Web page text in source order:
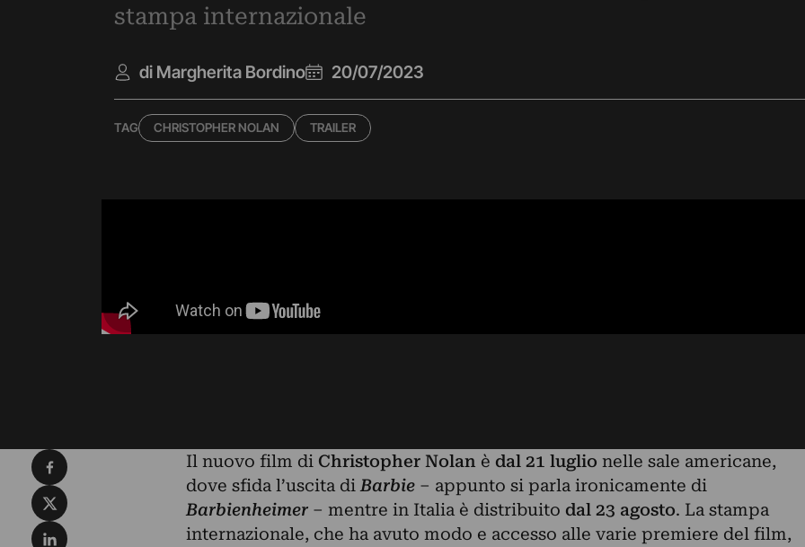
stampa internazionale
di Margherita Bordino 20/07/2023
TAG CHRISTOPHER NOLAN TRAILER
Il nuovo film di Christopher Nolan è dal 21 luglio nelle sale americane,
dove sfida l’uscita diBarbie– appunto si parla ironicamente di
Barbienheimer– mentre in Italia è distribuito dal 23 agosto. La stampa
internazionale, che ha avuto modo e accesso alle varie premiere del film,
Condividi su Facebook
Condividi su X
Condividi su LinkedIn